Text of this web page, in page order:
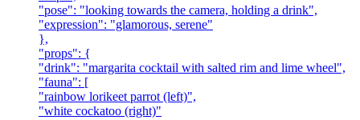
"pose": "looking towards the camera, holding a drink",
"expression": "glamorous, serene"
},
"props": {
"drink": "margarita cocktail with salted rim and lime wheel",
"fauna": [
"rainbow lorikeet parrot (left)",
"white cockatoo (right)"